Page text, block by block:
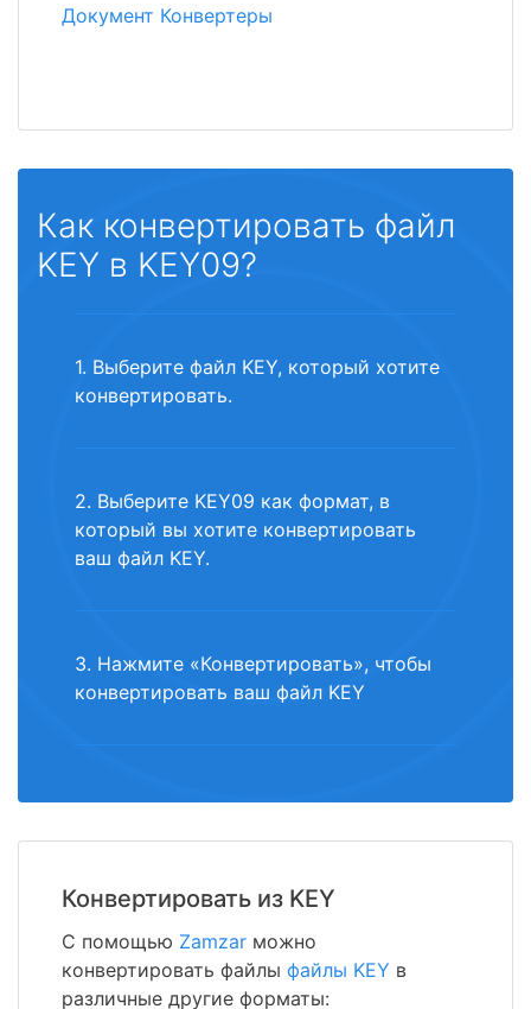
Документ Конвертеры
Как конвертировать файл
KEY в KEY09?
1. Выберите файл KEY, который хотите
конвертировать.
2. Выберите KEY09 как формат, в
который вы хотите конвертировать
ваш файл KEY.
3. Нажмите «Конвертировать», чтобы
конвертировать ваш файл KEY
Конвертировать из KEY
С помощью Zamzar можно
конвертировать файлы файлы KEY в
различные другие форматы: